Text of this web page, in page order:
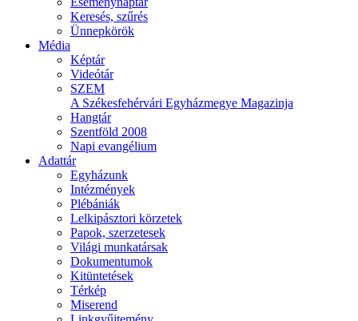
Keresés, szűrés
Ünnepkörök
Média
Képtár
Videótár
SZEM
A Székesfehérvári Egyházmegye Magazinja
Hangtár
Szentföld 2008
Napi evangélium
Adattár
Egyházunk
Intézmények
Plébániák
Lelkipásztori körzetek
Papok, szerzetesek
Világi munkatársak
Dokumentumok
Kitüntetések
Térkép
Miserend